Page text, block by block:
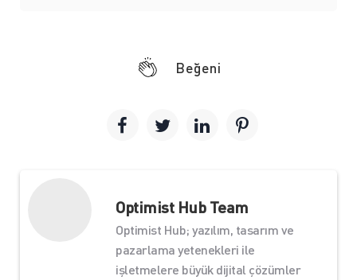
Beğeni
Optimist Hub Team
Optimist Hub; yazılım, tasarım ve
pazarlama yetenekleri ile
işletmelere büyük dijital çözümler